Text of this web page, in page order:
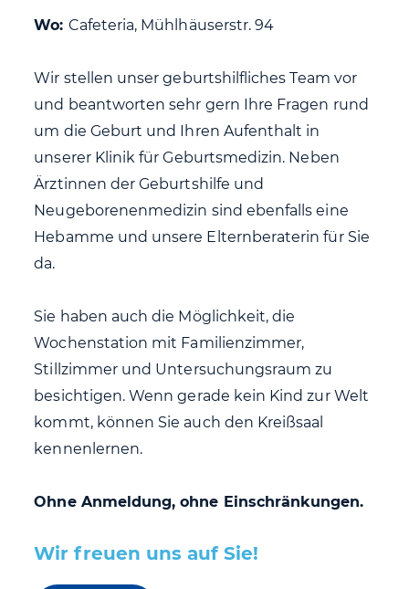
Wo: Cafeteria, Mühlhäuserstr. 94
Wir stellen unser geburtshilfliches Team vor
und beantworten sehr gern Ihre Fragen rund
um die Geburt und Ihren Aufenthalt in
unserer Klinik für Geburtsmedizin. Neben
Ärztinnen der Geburtshilfe und
Neugeborenenmedizin sind ebenfalls eine
Hebamme und unsere Elternberaterin für Sie
da.
Sie haben auch die Möglichkeit, die
Wochenstation mit Familienzimmer,
Stillzimmer und Untersuchungsraum zu
besichtigen. Wenn gerade kein Kind zur Welt
kommt, können Sie auch den Kreißsaal
kennenlernen.
Ohne Anmeldung, ohne Einschränkungen.
Wir freuen uns auf Sie!